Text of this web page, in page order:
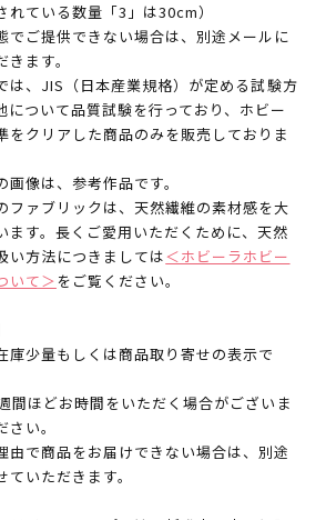
れている数量「3」は30cm）
でご提供できない場合は、別途メールに
ます。
は、JIS（日本産業規格）が定める試験方
について品質試験を行っており、ホビー
をクリアした商品のみを販売しておりま
画像は、参考作品です。
ファブリックは、天然繊維の素材感を大
ます。長くご愛用いただくために、天然
い方法につきましては＜ホビーラホビー
いて＞ をご覧ください。
少量もしくは商品取り寄せの表示で
間ほどお時間をいただく場合がございま
い。
由で商品をお届けできない場合は、別途
いただきます。